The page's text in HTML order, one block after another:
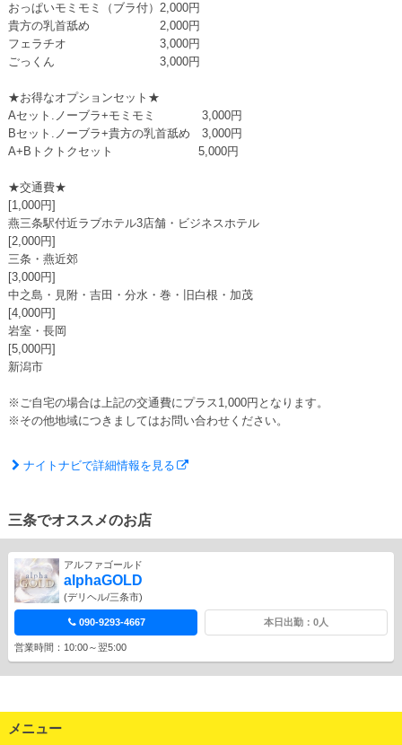
おっぱいモミモミ（ブラ付）2,000円
貴方の乳首舐め 2,000円
フェラチオ 3,000円
ごっくん 3,000円
★お得なオプションセット★
Aセット.ノーブラ+モミモミ 3,000円
Bセット.ノーブラ+貴方の乳首舐め 3,000円
A+Bトクトクセット 5,000円
★交通費★
[1,000円]
燕三条駅付近ラブホテル3店舗・ビジネスホテル
[2,000円]
三条・燕近郊
[3,000円]
中之島・見附・吉田・分水・巻・旧白根・加茂
[4,000円]
岩室・長岡
[5,000円]
新潟市
※ご自宅の場合は上記の交通費にプラス1,000円となります。
※その他地域につきましてはお問い合わせください。
ナイトナビで詳細情報を見る
三条でオススメのお店
アルファゴールド
alphaGOLD
(デリヘル/三条市)
090-9293-4667 本日出勤：0人
営業時間：10:00～翌5:00
メニュー